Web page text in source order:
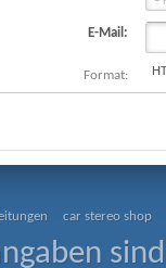
E-Mail:
Format:
car stereo shop